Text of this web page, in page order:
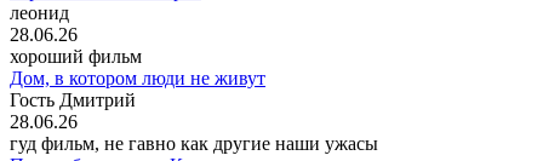
леонид
28.06.26
хороший фильм
Дом, в котором люди не живут
Гость Дмитрий
28.06.26
гуд фильм, не гавно как другие наши ужасы